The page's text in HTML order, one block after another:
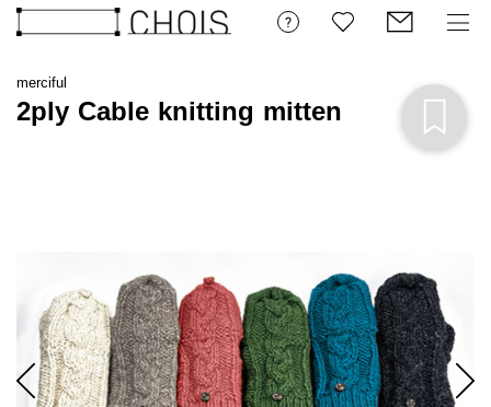
merciful
2ply Cable knitting mitten